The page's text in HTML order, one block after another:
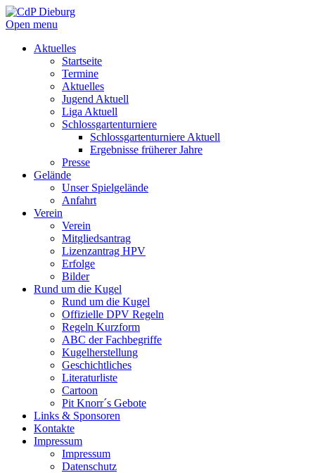
Open menu
Aktuelles
Startseite
Termine
Aktuelles
Jugend Aktuell
Liga Aktuell
Schlossgartenturniere
Schlossgartenturniere Aktuell
Ergebnisse früherer Jahre
Presse
Gelände
Unser Spielgelände
Anfahrt
Verein
Verein
Mitgliedsantrag
Lizenzantrag HPV
Erfolge
Bilder
Rund um die Kugel
Rund um die Kugel
Offizielle DPV Regeln
Regeln Kurzform
ABC der Fachbegriffe
Kugelherstellung
Geschichtliches
Literaturliste
Cartoon
Pit Knorr´s Gebote
Links & Sponsoren
Kontakte
Impressum
Impressum
Datenschutz